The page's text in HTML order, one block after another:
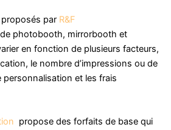
par R&F
photobooth, mirrorbooth et
en fonction de plusieurs facteurs,
le nombre d’impressions ou de
et les frais
propose des forfaits de base qui